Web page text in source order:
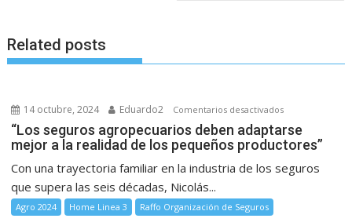
Related posts
14 octubre, 2024 Eduardo2 Comentarios desactivadosen
“Los
seguros
deben
“Los seguros agropecuarios deben adaptarse
mejor a la realidad de los pequeños productores”
Con una trayectoria familiar en la industria de los seguros
que supera las seis décadas, Nicolás...
Agro 2024 Home Linea 3 Raffo Organización de Seguros